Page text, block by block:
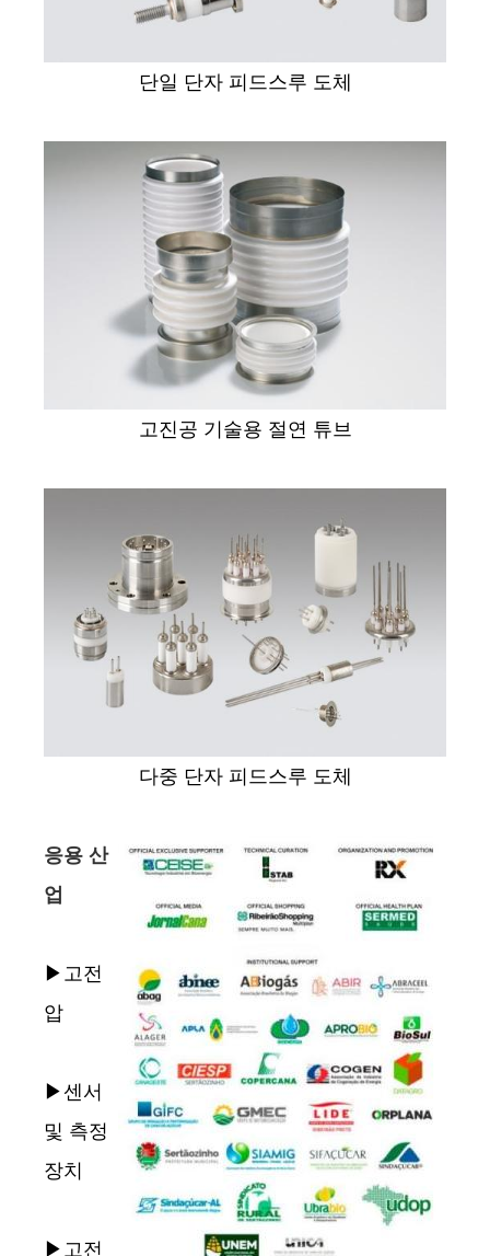
단일 단자 피드스루 도체
고진공 기술용 절연 튜브
다중 단자 피드스루 도체
응용 산
업
▶고전
압
▶센서
및 측정
장치
▶고전